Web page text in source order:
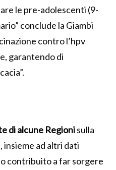
le pre-adolescenti (9-
conclude la Giambi
contro l’hpv
garantendo di
di alcune Regionisulla
ad altri dati
contribuito a far sorgere